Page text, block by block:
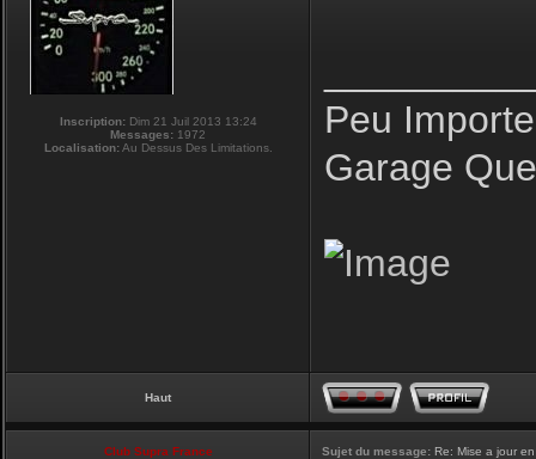
Inscription:Dim 21 Juil 2013 13:24
Messages: 1972
Localisation:Au Dessus Des Limitations.
Peu
Garage
Haut
Club Supra France Sujet du message: Re: Mise a jour